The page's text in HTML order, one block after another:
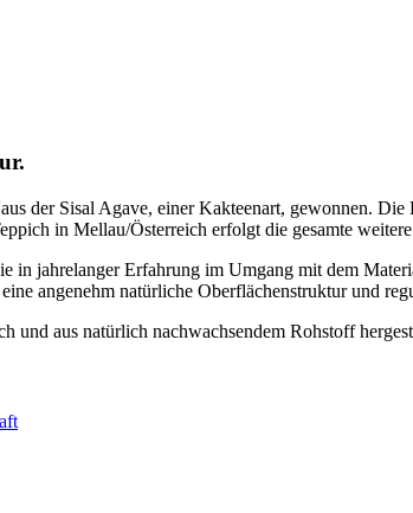
der Sisal Agave, einer Kakteenart, gewonnen.
in Mellau/Österreich erfolgt die gesamte
in jahrelanger Erfahrung im Umgang mit dem
angenehm natürliche Oberflächenstruktur und
und aus natürlich nachwachsendem Rohstoff